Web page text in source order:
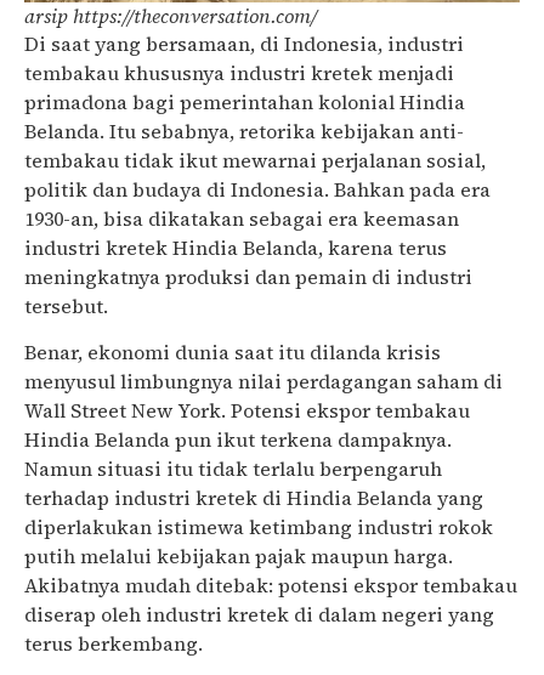
arsip https://theconversation.com/
Di saat yang bersamaan, di Indonesia, industri
tembakau khususnya industri kretek menjadi
primadona bagi pemerintahan kolonial Hindia
Belanda. Itu sebabnya, retorika kebijakan anti-
tembakau tidak ikut mewarnai perjalanan sosial,
politik dan budaya di Indonesia. Bahkan pada era
1930-an, bisa dikatakan sebagai era keemasan
industri kretek Hindia Belanda, karena terus
meningkatnya produksi dan pemain di industri
tersebut.
Benar, ekonomi dunia saat itu dilanda krisis
menyusul limbungnya nilai perdagangan saham di
Wall Street New York. Potensi ekspor tembakau
Hindia Belanda pun ikut terkena dampaknya.
Namun situasi itu tidak terlalu berpengaruh
terhadap industri kretek di Hindia Belanda yang
diperlakukan istimewa ketimbang industri rokok
putih melalui kebijakan pajak maupun harga.
Akibatnya mudah ditebak: potensi ekspor tembakau
diserap oleh industri kretek di dalam negeri yang
terus berkembang.